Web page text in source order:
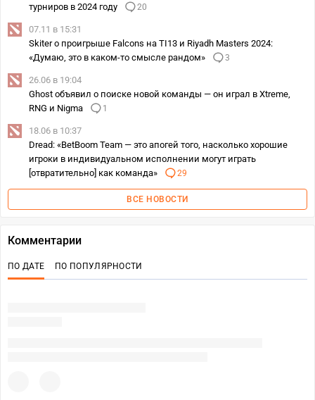
турниров в 2024 году
20
07.11 в 15:31
Skiter о проигрыше Falcons на TI13 и Riyadh Masters 2024:
«Думаю, это в каком-то смысле рандом»
3
26.06 в 19:04
Ghost объявил о поиске новой команды — он играл в Xtreme,
RNG и Nigma
1
18.06 в 10:37
Dread: «BetBoom Team — это апогей того, насколько хорошие
игроки в индивидуальном исполнении могут играть
[отвратительно] как команда»
29
ВСЕ НОВОСТИ
Комментарии
ПО ДАТЕ ПО ПОПУЛЯРНОСТИ